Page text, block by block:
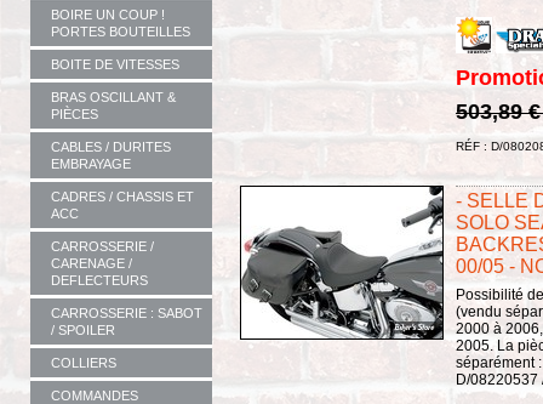
BOIRE UN COUP !
PORTES BOUTEILLES
BOITE DE VITESSES
BRAS OSCILLANT &
PIÈCES
CABLES / DURITES
EMBRAYAGE
CADRES / CHASSIS ET
ACC
CARROSSERIE /
CARENAGE /
DEFLECTEURS
CARROSSERIE : SABOT
/ SPOILER
COLLIERS
COMMANDES
503,89
RÉF : D/
- SELLE
SOLO
00/05 -
Possibilité
(vendu
2000 à
2005. La
séparément
D/08220537